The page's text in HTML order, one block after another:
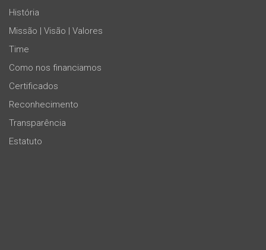
História
Missão | Visão | Valores
Time
Como nos financiamos
Certificados
Reconhecimento
Transparência
Estatuto